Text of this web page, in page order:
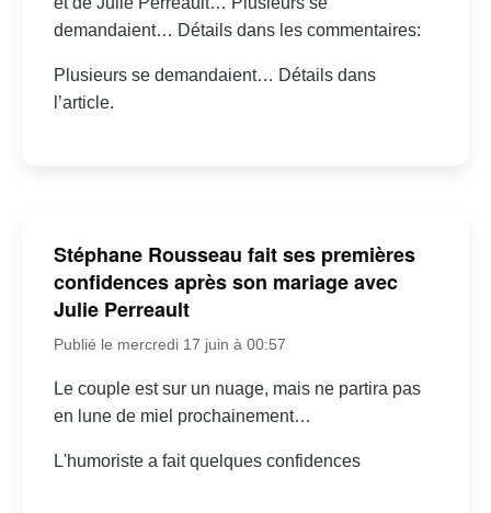
demandaient… Détails dans les commentaires:
Plusieurs se demandaient… Détails dans
l’article.
Stéphane Rousseau fait ses premières
confidences après son mariage avec
Julie Perreault
Publié le mercredi 17 juin à 00:57
Le couple est sur un nuage, mais ne partira pas
en lune de miel prochainement…
L'humoriste a fait quelques confidences